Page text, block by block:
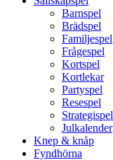
Barnspel
Brädspel
Familjespel
Frågespel
Kortspel
Kortlekar
Partyspel
Resespel
Strategispel
Julkalender
Knep & knåp
Fyndhörna